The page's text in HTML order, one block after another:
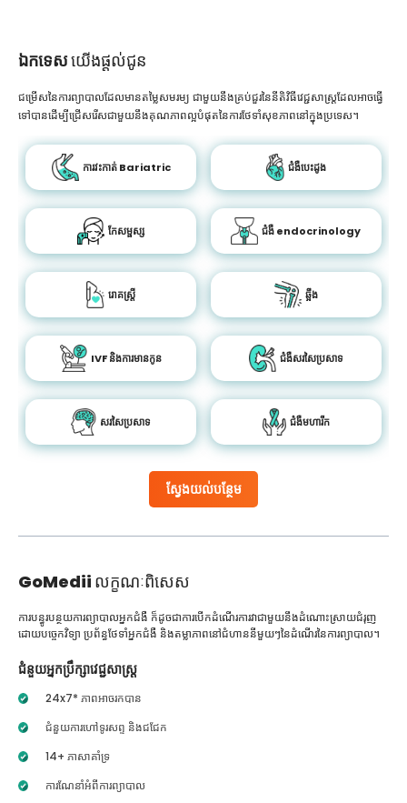
ឯកទេសយើងផ្តល់ជូន
ស្វែងយល់បន្ថែម
ជម្រើសនៃការព្យាបាលដែលមានតម្លៃសមរម្យ ជាមួយនឹងគ្រប់ជួរនៃនីតិវិធីវេជ្ជសាស្រ្តដែលអាចធ្វើ
ទៅបានដើម្បីជ្រើសរើសជាមួយនឹងគុណភាពល្អបំផុតនៃការថែទាំសុខភាពនៅក្នុងប្រទេស។
ការវះកាត់ Bariatric ជំងឺបេះដូង
កែសម្ផស្ស ជំងឺ endocrinology
រោគស្ត្រី ឆ្អឹង
IVF និងការមានកូន ជំងឺសរសៃប្រសាទ
សរសៃប្រសាទ ជំងឺមហារីក
GoMedii លក្ខណៈពិសេស
ការបន្ធូរបន្ថយការព្យាបាលអ្នកជំងឺ ក៏ដូចជាការបើកដំណើរការវាជាមួយនឹងដំណោះស្រាយជំរុញ
ដោយបច្ចេកវិទ្យា ប្រព័ន្ធថែទាំអ្នកជំងឺ និងតម្លាភាពនៅជំហាននីមួយៗនៃដំណើរនៃការព្យាបាល។
ជំនួយអ្នកប្រឹក្សាវេជ្ជសាស្ត្រ
24x7* ភាពអាចរកបាន
ជំនួយការហៅទូរសព្ទ និងជជែក
14+ ភាសាគាំទ្រ
ការណែនាំអំពីការព្យាបាល